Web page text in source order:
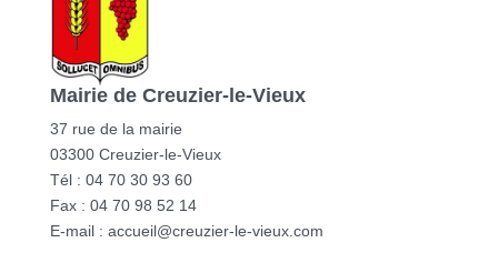
Mairie de Creuzier-le-Vieux
37 rue de la mairie
03300 Creuzier-le-Vieux
Tél : 04 70 30 93 60
Fax : 04 70 98 52 14
E-mail : accueil@creuzier-le-vieux.com